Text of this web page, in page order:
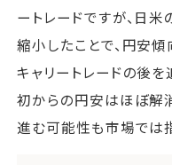
ートレードですが、日
縮小したことで、円安
キャリートレードの後を
初からの円安はほぼ解
進む可能性も市場では